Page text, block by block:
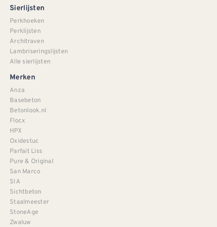
Sierlijsten
Perkhoeken
Perklijsten
Architraven
Lambriseringslijsten
Alle sierlijsten
Merken
Anza
Basebeton
Betonlook.nl
Flocx
HPX
Oxidestuc
Parfait Liss
Pure & Original
San Marco
SIA
Sichtbeton
Staalmeester
StoneAge
Zwaluw